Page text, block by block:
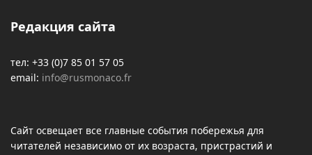
Редакция сайта
тел: +33 (0)7 85 01 57 05
email: info@rusmonaco.fr
Сайт освещает все главные события побережья для
читателей независимо от их возраста, пристрастий и